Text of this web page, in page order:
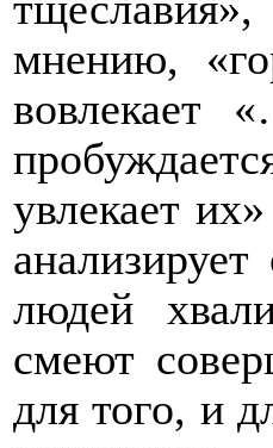
мнению,
вовлекает
увлекает
людей
смеют
для того, и